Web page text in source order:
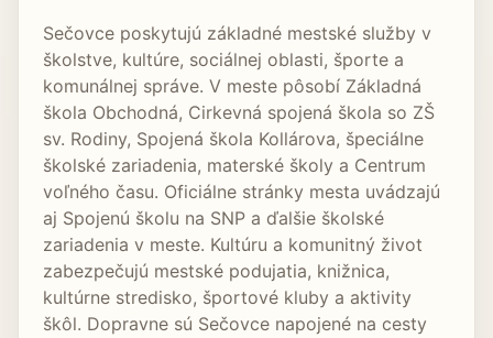
Sečovce poskytujú základné mestské služby v
školstve, kultúre, sociálnej oblasti, športe a
komunálnej správe. V meste pôsobí Základná
škola Obchodná, Cirkevná spojená škola so ZŠ
sv. Rodiny, Spojená škola Kollárova, špeciálne
školské zariadenia, materské školy a Centrum
voľného času. Oficiálne stránky mesta uvádzajú
aj Spojenú školu na SNP a ďalšie školské
zariadenia v meste. Kultúru a komunitný život
zabezpečujú mestské podujatia, knižnica,
kultúrne stredisko, športové kluby a aktivity
škôl. Dopravne sú Sečovce napojené na cesty